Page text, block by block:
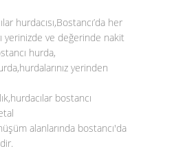
hurdacısı,Bostancı’da her
yerinizde ve değerinde nakit
hurda,
yerinden
bostancı
alanlarında bostancı'da